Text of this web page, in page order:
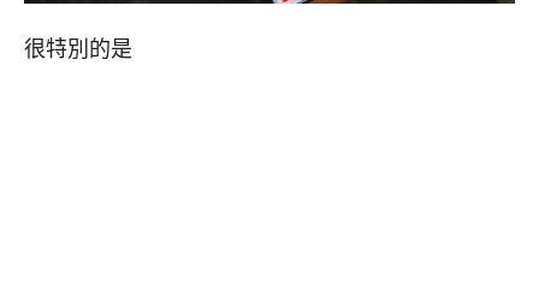
很特別的是